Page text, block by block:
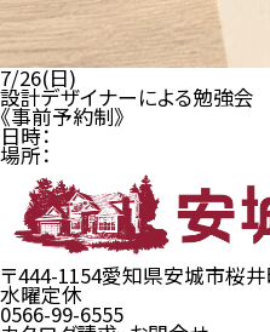
7/26(日)
設計デザイナーによる勉強会
《事前予約制》
日時：
場所：
〒444-1154愛知県安城市桜
水曜定休
0566-99-6555